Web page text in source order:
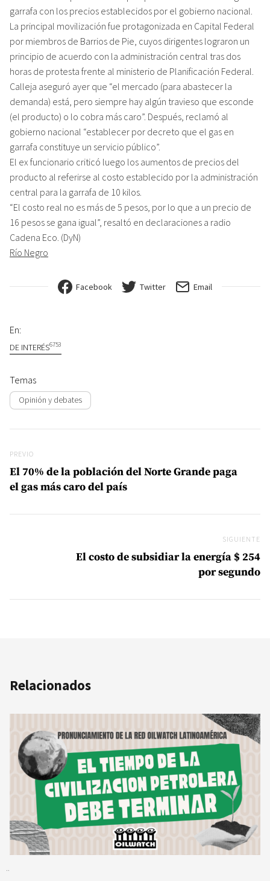
garrafa con los precios establecidos por el gobierno nacional.
La principal movilización fue protagonizada en Capital Federal
por miembros de Barrios de Pie, cuyos dirigentes lograron un
principio de acuerdo con la administración central tras dos
horas de protesta frente al ministerio de Planificación Federal.
Calleja aseguró ayer que “el mercado (para abastecer la
demanda) está, pero siempre hay algún travieso que esconde
(el producto) o lo cobra más caro”. Después, reclamó al
gobierno nacional “establecer por decreto que el gas en
garrafa constituye un servicio público”.
El ex funcionario criticó luego los aumentos de precios del
producto al referirse al costo establecido por la administración
central para la garrafa de 10 kilos.
“El costo real no es más de 5 pesos, por lo que a un precio de
16 pesos se gana igual”, resaltó en declaraciones a radio
Cadena Eco. (DyN)
Río Negro
Facebook Twitter Email
En:
DE INTERÉS6753
Temas
Opinión y debates
Previo
PREVIO
El 70% de la población del Norte Grande paga
el gas más caro del país
SIGUIENTE
El costo de subsidiar la energía $ 254
por segundo
Relacionados